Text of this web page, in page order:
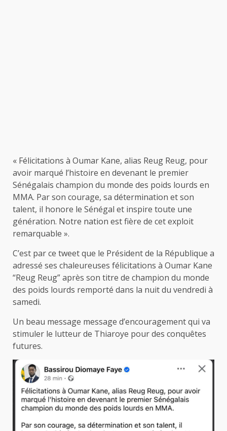
« Félicitations à Oumar Kane, alias Reug Reug, pour
avoir marqué l’histoire en devenant le premier
Sénégalais champion du monde des poids lourds en
MMA. Par son courage, sa détermination et son
talent, il honore le Sénégal et inspire toute une
génération. Notre nation est fière de cet exploit
remarquable ».
C’est par ce tweet que le Président de la République a
adressé ses chaleureuses félicitations à Oumar Kane
“Reug Reug” après son titre de champion du monde
des poids lourds remporté dans la nuit du vendredi à
samedi.
Un beau message message d’encouragement qui va
stimuler le lutteur de Thiaroye pour des conquêtes
futures.